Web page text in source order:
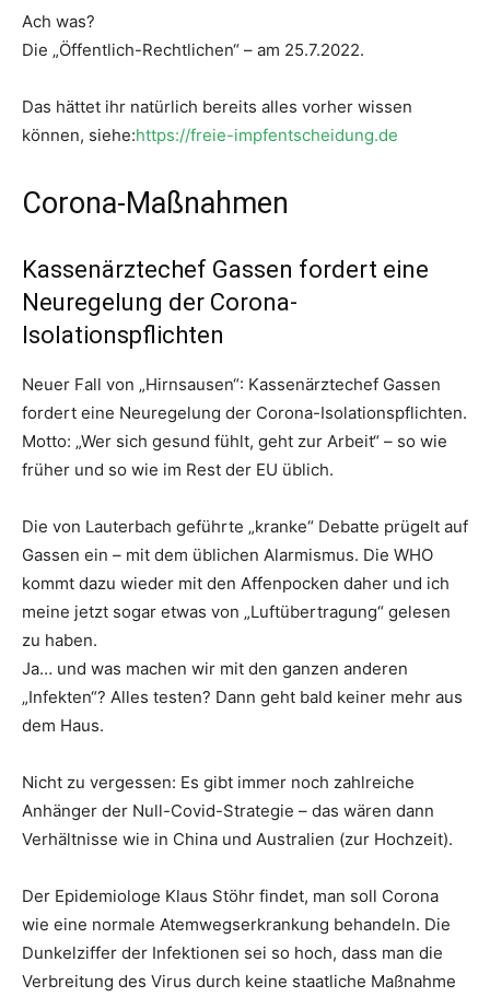
Ach was?
Die „Öffentlich-Rechtlichen“ – am 25.7.2022.
Das hättet ihr natürlich bereits alles vorher wissen
können, siehe:https://freie-impfentscheidung.de
Corona-Maßnahmen
Kassenärztechef Gassen fordert eine
Neuregelung der Corona-
Isolationspflichten
Neuer Fall von „Hirnsausen“: Kassenärztechef Gassen
fordert eine Neuregelung der Corona-Isolationspflichten.
Motto: „Wer sich gesund fühlt, geht zur Arbeit“ – so wie
früher und so wie im Rest der EU üblich.
Die von Lauterbach geführte „kranke“ Debatte prügelt auf
Gassen ein – mit dem üblichen Alarmismus. Die WHO
kommt dazu wieder mit den Affenpocken daher und ich
meine jetzt sogar etwas von „Luftübertragung“ gelesen
zu haben.
Ja… und was machen wir mit den ganzen anderen
„Infekten“? Alles testen? Dann geht bald keiner mehr aus
dem Haus.
Nicht zu vergessen: Es gibt immer noch zahlreiche
Anhänger der Null-Covid-Strategie – das wären dann
Verhältnisse wie in China und Australien (zur Hochzeit).
Der Epidemiologe Klaus Stöhr findet, man soll Corona
wie eine normale Atemwegserkrankung behandeln. Die
Dunkelziffer der Infektionen sei so hoch, dass man die
Verbreitung des Virus durch keine staatliche Maßnahme